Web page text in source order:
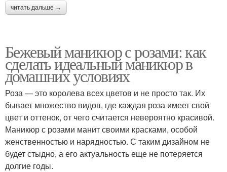
читать дальше →
Бежевый маникюр с розами: как
сделать идеальный маникюр в
домашних условиях
Роза — это королева всех цветов и не просто так. Их
бывает множество видов, где каждая роза имеет свой
цвет и оттенок, от чего считается невероятно красивой.
Маникюр с розами манит своими красками, особой
женственностью и нарядностью. С таким дизайном не
будет стыдно, а его актуальность еще не потеряется
долгие годы.